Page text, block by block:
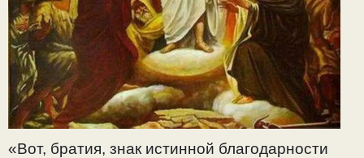
«Вот, братия, знак истинной благодарности